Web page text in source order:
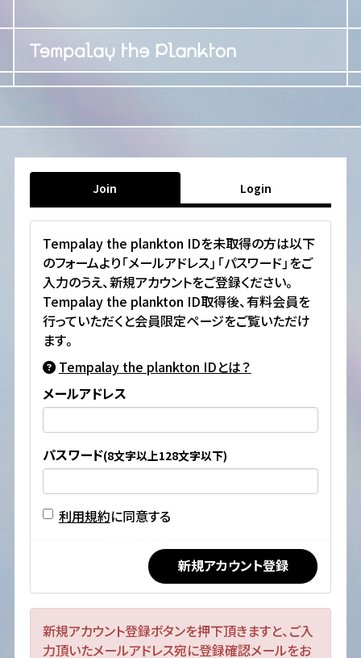
Join Login
Tempalay the plankton IDを未取得の方は以下
のフォームより「メールアドレス」「パスワード」をご
入力のうえ、新規アカウントをご登録ください。
Tempalay the plankton ID取得後、有料会員を
行っていただくと会員限定ページをご覧いただけ
ます。
Tempalay the plankton IDとは？
メールアドレス
パスワード(8文字以上128文字以下)
利用規約に同意する
新規アカウント登録ボタンを押下頂きますと、ご入
力頂いたメールアドレス宛に登録確認メールをお